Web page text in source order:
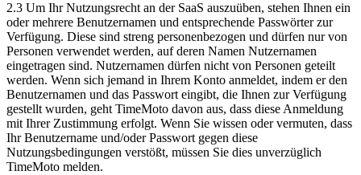
2.3 Um Ihr Nutzungsrecht an der SaaS auszuüben, stehen Ihnen ein
oder mehrere Benutzernamen und entsprechende Passwörter zur
Verfügung. Diese sind streng personenbezogen und dürfen nur von
Personen verwendet werden, auf deren Namen Nutzernamen
eingetragen sind. Nutzernamen dürfen nicht von Personen geteilt
werden. Wenn sich jemand in Ihrem Konto anmeldet, indem er den
Benutzernamen und das Passwort eingibt, die Ihnen zur Verfügung
gestellt wurden, geht TimeMoto davon aus, dass diese Anmeldung
mit Ihrer Zustimmung erfolgt. Wenn Sie wissen oder vermuten, dass
Ihr Benutzername und/oder Passwort gegen diese
Nutzungsbedingungen verstößt, müssen Sie dies unverzüglich
TimeMoto melden.